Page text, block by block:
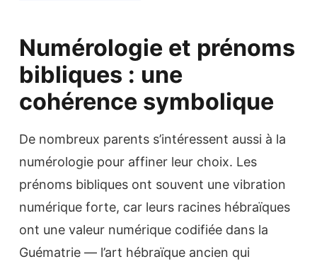
Numérologie et prénoms
bibliques : une
cohérence symbolique
De nombreux parents s’intéressent aussi à la
numérologie pour affiner leur choix. Les
prénoms bibliques ont souvent une vibration
numérique forte, car leurs racines hébraïques
ont une valeur numérique codifiée dans la
Guématrie — l’art hébraïque ancien qui